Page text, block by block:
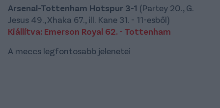
Arsenal-Tottenham Hotspur 3-1 (Partey 20., G.
Jesus 49., Xhaka 67., ill. Kane 31. - 11-esből)
Kiállítva: Emerson Royal 62. - Tottenham
A meccs legfontosabb jelenetei